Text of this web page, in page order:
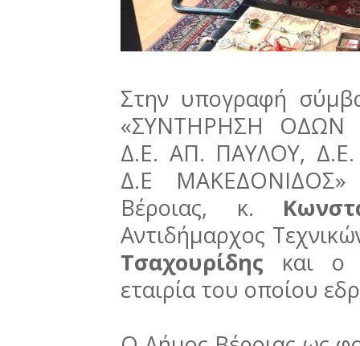
Στην υπογραφή
«ΣΥΝΤΗΡΗΣΗ ΟΔΩΝ
Δ.Ε. ΑΠ. ΠΑΥΛΟΥ,
Δ.Ε
Βέροιας, κ.
Αντιδήμαρχος
Τσαχουρίδης και
εταιρία του οποίου